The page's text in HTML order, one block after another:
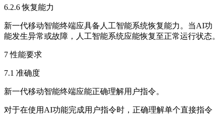
6.2.6 恢复能力
新一代移动智能终端应具备人工智能系统恢复能力。当AI功
能发生异常或故障，人工智能系统应能恢复至正常运行状态。
7 性能要求
7.1 准确度
新一代移动智能终端应能正确理解用户指令。
对于在使用AI功能完成用户指令时，正确理解单个直接指令